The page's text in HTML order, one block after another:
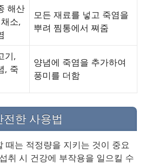
해산
소,
모든 재료를 넣고 죽염을
뿌려 찜통에서 쪄줌
기,
, 죽
양념에 죽염을 추가하여
풍미를 더함
전한 사용법
때는 적정량을 지키는 것이 중요
취 시 건강에 부작용을 일으킬 수